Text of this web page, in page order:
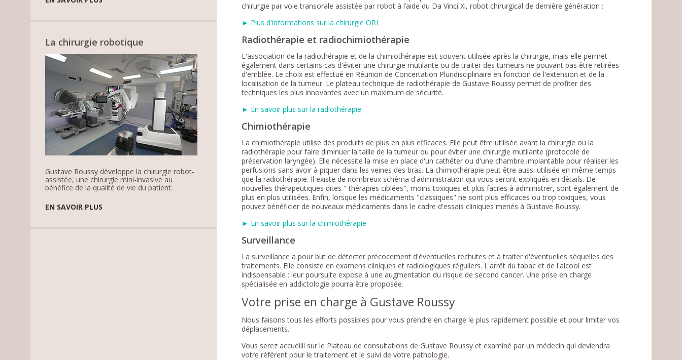
La chirurgie robotique
Gustave Roussy développe la chirurgie robot-
assistée, une chirurgie mini-invasive au
bénéfice de la qualité de vie du patient.
EN SAVOIR PLUS
chirurgie par voie transorale assistée par robot à l’aide du Da Vinci Xi, robot chirurgical de dernière génération :
► Plus d'informations sur la chirurgie ORL
Radiothérapie et radiochimiothérapie
L'association de la radiothérapie et de la chimiothérapie est souvent utilisée après la chirurgie, mais elle permet
également dans certains cas d'éviter une chirurgie mutilante ou de traiter des tumeurs ne pouvant pas être retirées
d'emblée. Le choix est effectué en Réunion de Concertation Pluridisciplinaire en fonction de l'extension et de la
localisation de la tumeur. Le plateau technique de radiothérapie de Gustave Roussy permet de profiter des
techniques les plus innovantes avec un maximum de sécurité.
► En savoir plus sur la radiothérapie
Chimiothérapie
La chimiothérapie utilise des produits de plus en plus efficaces. Elle peut être utilisée avant la chirurgie ou la
radiothérapie pour faire diminuer la taille de la tumeur ou pour éviter une chirurgie mutilante (protocole de
préservation laryngée). Elle nécessite la mise en place d'un cathéter ou d'une chambre implantable pour réaliser les
perfusions sans avoir à piquer dans les veines des bras. La chimiothérapie peut être aussi utilisée en même temps
que la radiothérapie. Il existe de nombreux schéma d'administration qui vous seront expliqués en détails. De
nouvelles thérapeutiques dites " thérapies ciblées", moins toxiques et plus faciles à administrer, sont également de
plus en plus utilisées. Enfin, lorsque les médicaments "classiques" ne sont plus efficaces ou trop toxiques, vous
pouvez bénéficier de nouveaux médicaments dans le cadre d'essais cliniques menés à Gustave Roussy.
► En savoir plus sur la chimiothérapie
Surveillance
La surveillance a pour but de détecter précocement d'éventuelles rechutes et à traiter d'éventuelles séquelles des
traitements. Elle consiste en examens cliniques et radiologiques réguliers. L'arrêt du tabac et de l'alcool est
indispensable : leur poursuite expose à une augmentation du risque de second cancer. Une prise en charge
spécialisée en addictologie pourra être proposée.
Votre prise en charge à Gustave Roussy
Nous faisons tous les efforts possibles pour vous prendre en charge le plus rapidement possible et pour limiter vos
déplacements.
Vous serez accueilli sur le Plateau de consultations de Gustave Roussy et examiné par un médecin qui deviendra
votre référent pour le traitement et le suivi de votre pathologie.